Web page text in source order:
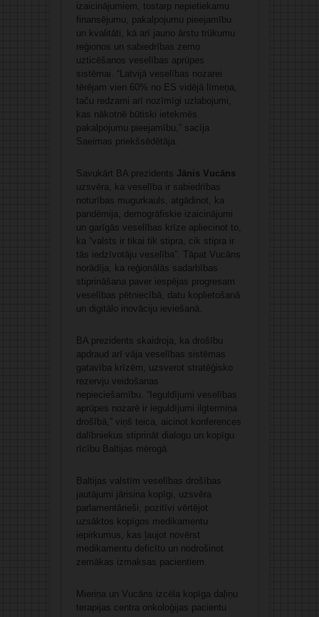
izaicinājumiem, tostarp nepietiekamu
finansējumu, pakalpojumu pieejamību
un kvalitāti, kā arī jauno ārstu trūkumu
reģionos un sabiedrības zemo
uzticēšanos veselības aprūpes
sistēmai. “Latvijā veselības nozarei
tērējam vien 60% no ES vidējā līmeņa,
taču redzami arī nozīmīgi uzlabojumi,
kas nākotnē būtiski ietekmēs
pakalpojumu pieejamību,” sacīja
Saeimas priekšsēdētāja.
Savukārt BA prezidents Jānis Vucāns
uzsvēra, ka veselība ir sabiedrības
noturības mugurkauls, atgādinot, ka
pandēmija, demogrāfiskie izaicinājumi
un garīgās veselības krīze apliecinot to,
ka “valsts ir tikai tik stipra, cik stipra ir
tās iedzīvotāju veselība”. Tāpat Vucāns
norādīja, ka reģionālās sadarbības
stiprināšana paver iespējas progresam
veselības pētniecībā, datu koplietošanā
un digitālo inovāciju ieviešanā.
BA prezidents skaidroja, ka drošību
apdraud arī vāja veselības sistēmas
gatavība krīzēm, uzsverot stratēģisko
rezervju veidošanas
nepieciešamību. “Ieguldījumi veselības
aprūpes nozarē ir ieguldījumi ilgtermiņa
drošībā,” viņš teica, aicinot konferences
dalībniekus stiprināt dialogu un kopīgu
rīcību Baltijas mērogā.
Baltijas valstīm veselības drošības
jautājumi jārisina kopīgi, uzsvēra
parlamentārieši, pozitīvi vērtējot
uzsāktos kopīgos medikamentu
iepirkumus, kas ļaujot novērst
medikamentu deficītu un nodrošinot
zemākas izmaksas pacientiem.
Mieriņa un Vucāns izcēla kopīga daļiņu
terapijas centra onkoloģijas pacientu